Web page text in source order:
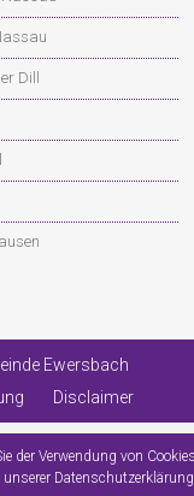
Dill
der Verwendung von
unserer Datenschutzerklärung
Ewersbach
Disclaimer